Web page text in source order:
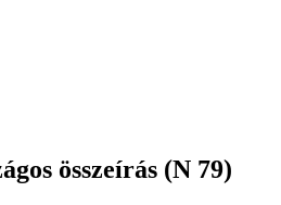
összeírás (N 79)